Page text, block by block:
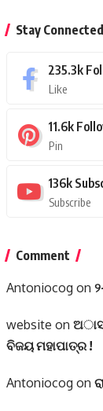
Stay Connected
235.3k
Like
11.6k
Pin
136k
Subscribe
Comment
Antoniocog on
website on
ବିଜୟ ମହାପାତ୍ର !
Antoniocog on